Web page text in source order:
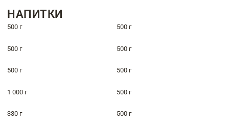
НАПИТКИ
500 г 500 г
500 г 500 г
500 г 500 г
1 000 г 500 г
330 г 500 г